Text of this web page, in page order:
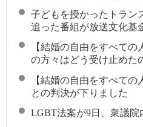
子どもを授かったトラン
追った番組が放送文化基
【結婚の自由をすべて
の方々はどう受け止めた
【結婚の自由をすべて
との判決が下りました
LGBT法案が9日、衆議